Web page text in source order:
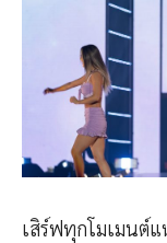
เสิร์ฟทุกโมเมนต์แ